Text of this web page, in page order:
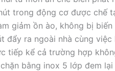
trong động cơ được chế
giảm ồn ào, không bị
đẩy ra ngoài nhà cùng
tiếp kể cả trường hợp
bằng inox 5 lớp đem